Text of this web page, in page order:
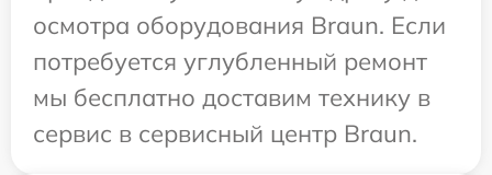
осмотра оборудования Braun. Если
потребуется углубленный ремонт
мы бесплатно доставим технику в
сервис в сервисный центр Braun.